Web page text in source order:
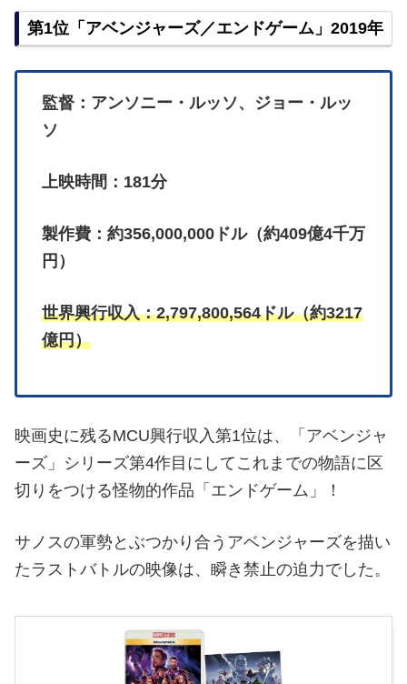
第1位「アベンジャーズ／エンドゲーム」2019年
監督：アンソニー・ルッソ、ジョー・ルッ
ソ
上映時間：181分
製作費：約356,000,000ドル（約409億4千万
円）
世界興行収入：2,797,800,564ドル（約3217
億円）
映画史に残るMCU興行収入第1位は、「アベンジャ
ーズ」シリーズ第4作目にしてこれまでの物語に区
切りをつける怪物的作品「エンドゲーム」！
サノスの軍勢とぶつかり合うアベンジャーズを描い
たラストバトルの映像は、瞬き禁止の迫力でした。